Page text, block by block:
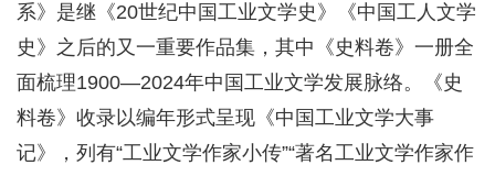
系》是继《20世纪中国工业文学史》《中国工人文学
史》之后的又一重要作品集，其中《史料卷》一册全
面梳理1900—2024年中国工业文学发展脉络。《史
料卷》收录以编年形式呈现《中国工业文学大事
记》，列有“工业文学作家小传”“著名工业文学作家作